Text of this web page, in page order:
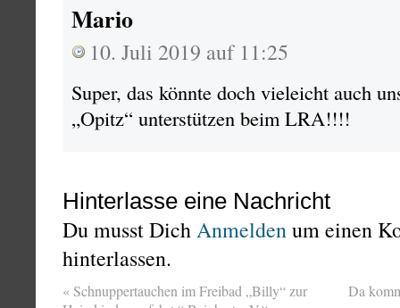
Mario
10. Juli 2019 auf 11:25
Super, das könnte doch vieleicht auch
„Opitz“ unterstützen beim LRA!!!!
Hinterlasse eine Nachricht
Du musst DichAnmeldenum einen
hinterlassen.
« Schnuppertauchen im Freibad „Billy“ zur
Da